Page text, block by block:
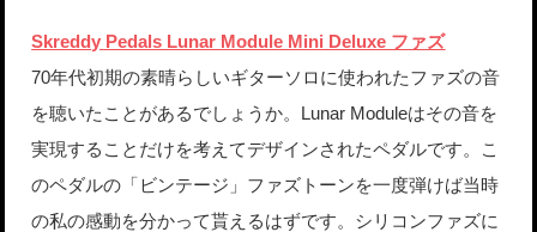
Skreddy Pedals Lunar Module Mini Deluxe ファズ
70年代初期の素晴らしいギターソロに使われたファズの音
を聴いたことがあるでしょうか。Lunar Moduleはその音を
実現することだけを考えてデザインされたペダルです。こ
のペダルの「ビンテージ」ファズトーンを一度弾けば当時
の私の感動を分かって貰えるはずです。シリコンファズに